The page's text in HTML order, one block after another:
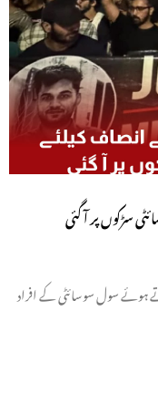
سڑکوں پر آ گئی
ہوئے سول سوسائٹی کے افراد